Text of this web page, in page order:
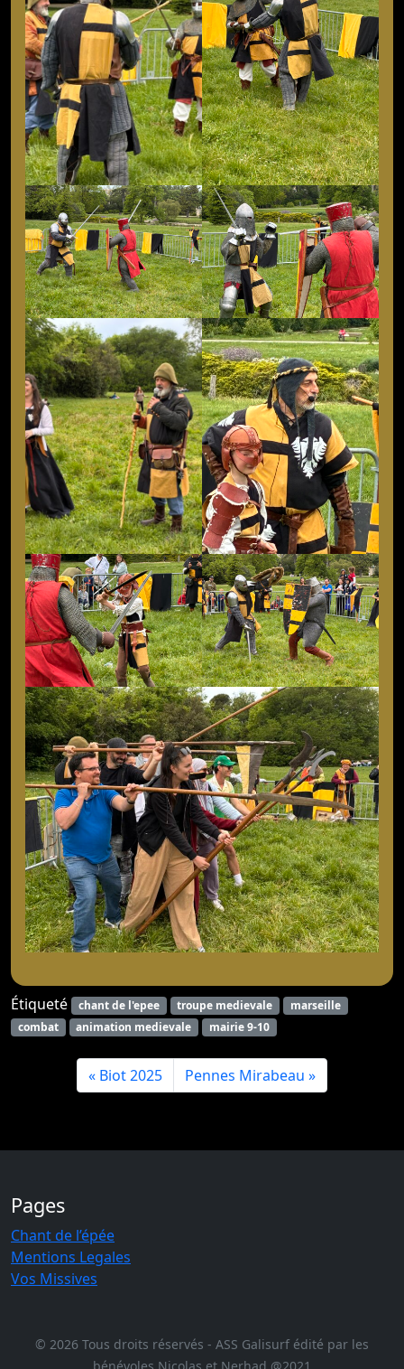
Étiqueté chant de l'epee troupe medievale
marseille
combat
animation medievale mairie 9-10
Biot 2025 Pennes Mirabeau
Pages
Chant de l’épée
Mentions Legales
Vos Missives
© 2026 Tous droits réservés - ASS Galisurf édité par les